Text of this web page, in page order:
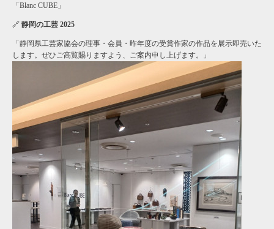
「Blanc CUBE」
🔗 静岡の工芸 2025
「静岡県工芸家協会の理事・会員・昨年度の受賞作家の作品を展示即売いた
します。ぜひご高覧賜りますよう、ご案内申し上げます。」